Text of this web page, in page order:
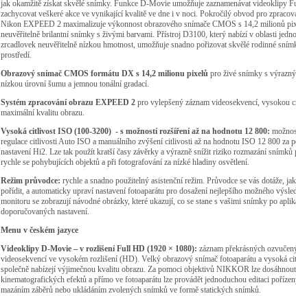
jak okamžitě získat skvělé snímky. Funkce D-Movie umožňuje zaznamenávat videoklipy
zachycovat veškeré akce ve vynikající kvalitě ve dne i v noci. Pokročilý obvod pro
Nikon EXPEED 2 maximalizuje výkonnost obrazového snímače CMOS s 14,2 milionů
neuvěřitelně brilantní snímky s živými barvami. Přístroj D3100, který nabízí v oblasti
zrcadlovek neuvěřitelně nízkou hmotnost, umožňuje snadno pořizovat skvělé rodinné
prostředí.
Obrazový snímač CMOS formátu DX s 14,2 milionu pixelů pro živé snímky s
nízkou úrovní šumu a jemnou tonální gradací.
Systém zpracování obrazu EXPEED 2 pro vylepšený záznam videosekvencí, vysokou
maximální kvalitu obrazu.
Vysoká citlivost ISO (100-3200) - s možností rozšíření až na hodnotu 12 800:
regulace citlivosti Auto ISO a manuálního zvýšení citlivosti až na hodnotu ISO 12 800 za
nastavení Hi2. Lze tak použít kratší časy závěrky a výrazně snížit riziko rozmazání
rychle se pohybujících objektů a při fotografování za nízké hladiny osvětlení.
Režim průvodce: rychle a snadno použitelný asistenční režim. Průvodce se vás dotáže,
pořídit, a automaticky upraví nastavení fotoaparátu pro dosažení nejlepšího možného
monitoru se zobrazují návodné obrázky, které ukazují, co se stane s vašimi snímky po
doporučovaných nastavení.
Menu v českém jazyce
Videoklipy D-Movie – v rozlišení Full HD (1920 × 1080): záznam překrásných
videosekvencí ve vysokém rozlišení (HD). Velký obrazový snímač fotoaparátu a vysoká
společně nabízejí výjimečnou kvalitu obrazu. Za pomoci objektivů NIKKOR lze dosáhnout
kinematografických efektů a přímo ve fotoaparátu lze provádět jednoduchou editaci
mazáním záběrů nebo ukládáním zvolených snímků ve formě statických snímků.